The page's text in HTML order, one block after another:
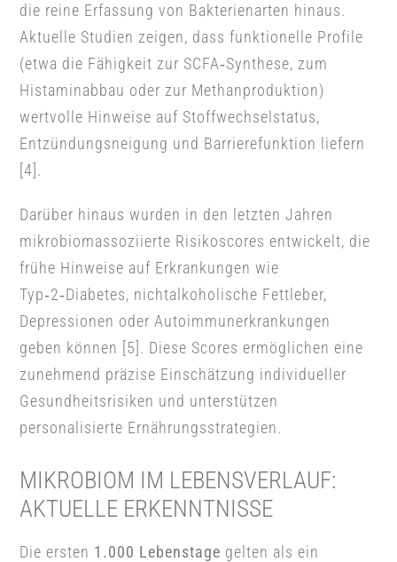
die reine Erfassung von Bakterienarten hinaus.
Aktuelle Studien zeigen, dass funktionelle Profile
(etwa die Fähigkeit zur SCFA‑Synthese, zum
Histaminabbau oder zur Methanproduktion)
wertvolle Hinweise auf Stoffwechselstatus,
Entzündungsneigung und Barrierefunktion liefern
[4].
Darüber hinaus wurden in den letzten Jahren
mikrobiomassoziierte Risikoscores entwickelt, die
frühe Hinweise auf Erkrankungen wie
Typ‑2‑Diabetes, nichtalkoholische Fettleber,
Depressionen oder Autoimmunerkrankungen
geben können [5]. Diese Scores ermöglichen eine
zunehmend präzise Einschätzung individueller
Gesundheitsrisiken und unterstützen
personalisierte Ernährungsstrategien.
MIKROBIOM IM LEBENSVERLAUF:
AKTUELLE ERKENNTNISSE
Die ersten 1.000 Lebenstage gelten als ein